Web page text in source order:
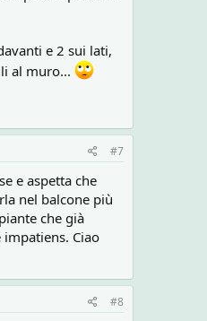
e 2 sui lati,
al muro...
#7
e aspetta che
nel balcone più
che già
Ciao
#8